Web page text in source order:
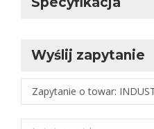
Specyfikacja
Wyślij zapytanie